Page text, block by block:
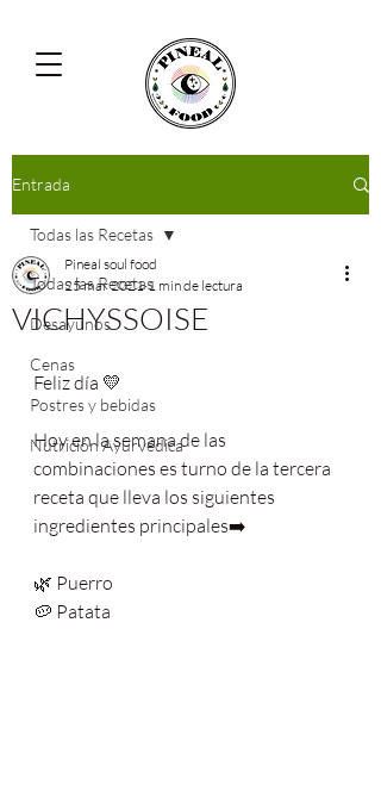
Entrada
Todas las Recetas
Desayunos
Cenas
Postres y bebidas
Nutrición Ayurvédica
Todas las Recetas
VICHYSSOISE
Pineal soul food
25 mar 2021 1 min de lectura
Feliz día 💛
Hoy en la semana de las
combinaciones es turno de la tercera
receta que lleva los siguientes
ingredientes principales➡️
🌿 Puerro
🥔 Patata